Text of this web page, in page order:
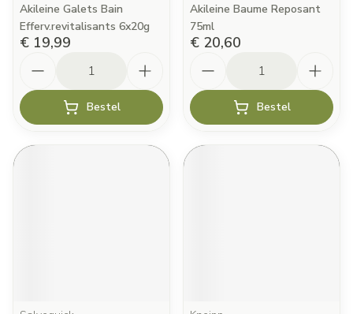
Akileine Galets Bain
Efferv.revitalisants 6x20g
€ 19,99
Bestel
Akileine Baume Reposant
75ml
€ 20,60
Bestel